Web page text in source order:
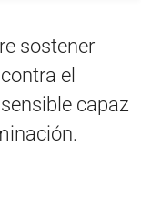
sostener
el
capaz